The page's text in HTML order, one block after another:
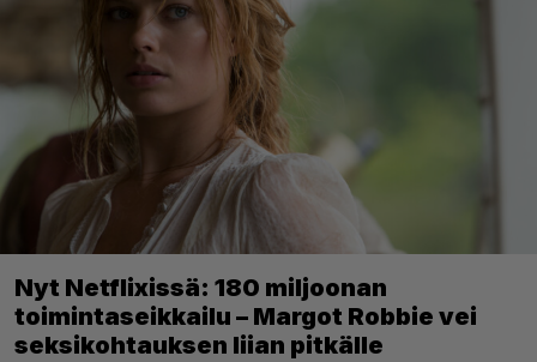
Nyt Netflixissä: 180 miljoonan
toimintaseikkailu – Margot Robbie vei
seksikohtauksen liian pitkälle